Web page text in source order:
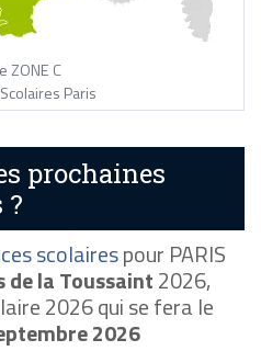
ZONE C
Paris
prochaines
?
scolairespour PARIS
de la Toussaint2026,
2026 qui se fera le
2026